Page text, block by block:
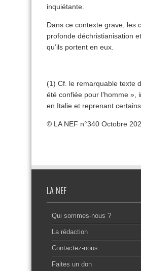
inquiétante.
Dans ce contexte grave, les
profonde déchristianisation
qu’ils portent en eux.
(1) Cf. le remarquable texte
été confiée pour l’homme »,
en Italie et reprenant
© LA NEF n°340 Octobre
LA NEF
Qui sommes-nous ?
La rédaction
Contactez-nous
Faites un don